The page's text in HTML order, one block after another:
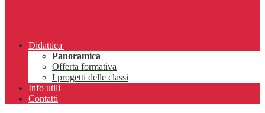
Didattica
Panoramica
Offerta formativa
I progetti delle classi
Info utili
Contatti